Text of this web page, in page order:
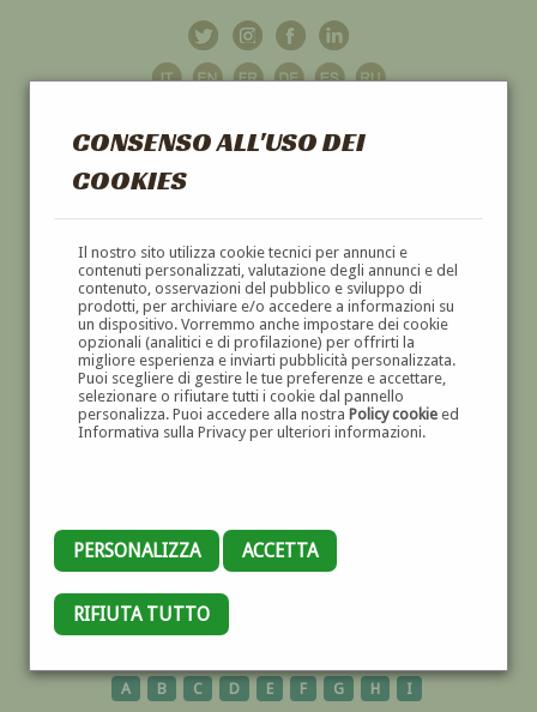
CONSENSO ALL'USO DEI
COOKIES
Il nostro sito utilizza cookie tecnici per annunci e
contenuti personalizzati, valutazione degli annunci e del
contenuto, osservazioni del pubblico e sviluppo di
prodotti, per archiviare e/o accedere a informazioni su
un dispositivo. Vorremmo anche impostare dei cookie
opzionali (analitici e di profilazione) per offrirti la
migliore esperienza e inviarti pubblicità personalizzata.
Puoi scegliere di gestire le tue preferenze e accettare,
selezionare o rifiutare tutti i cookie dal pannello
personalizza. Puoi accedere alla nostra Policy cookieed
Informativa sulla Privacy per ulteriori informazioni.
PERSONALIZZA ACCETTA
RIFIUTA TUTTO
GALLERIAD'ARTE
DIPINTI E SCULTURE '800 E '900
JAPAN
A B C D E F G H I